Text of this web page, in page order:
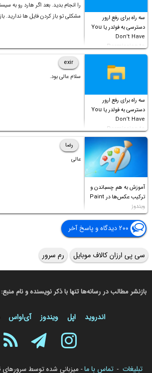
سه راه برای رفع ارور
دسترسی به فولدر یا You
Don’t Have
Permission to
Access this folder
مشکلی تو باز کردن فایل ها ندارید.
سه راه برای رفع ارور
دسترسی به فولدر یا You
Don’t Have
Permission to
Access this folder
exir
سلام عالی بود.
آموزش به هم چسباندن و
ترکیب عکس‌ها در Paint
ویندوز
رضا
عالی
۲۰۰ دیدگاه و پاسخ آخر
سی پی ارزان کالاف موبایل رم سرور
بازنشر مطالب در رسانه‌ها تنها با ذکر نویسنده و نام منبع:
اندروید اپل ویندوز آی‌او‌اس
تبلیغات - تماس با ما- میزبانی شده توسط سرورهای